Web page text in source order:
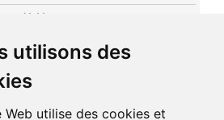
utilisons des
Web utilise des cookies et
(11)
(11)